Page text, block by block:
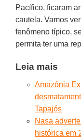
Pacífico, ficaram
cautela. Vamos
fenômeno típico,
permita ter uma
Leia mais
Amazônia
Tapajós
Nasa
histórica em